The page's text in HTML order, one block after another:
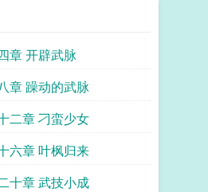
章 开辟武脉
章 躁动的武脉
二章 刁蛮少女
六章 叶枫归来
十章 武技小成